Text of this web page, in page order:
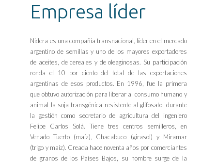
Empresa líder
Nidera es una compañía transnacional, líder en el mercado
argentino de semillas y uno de los mayores exportadores
de aceites, de cereales y de oleaginosas. Su participación
ronda el 10 por ciento del total de las exportaciones
argentinas de esos productos. En 1996, fue la primera
que obtuvo autorización para liberar al consumo humano y
animal la soja transgénica resistente al glifosato, durante
la gestión como secretario de agricultura del ingeniero
Felipe Carlos Solá. Tiene tres centros semilleros, en
Venado Tuerto (maíz), Chacabuco (girasol) y Miramar
(trigo y maíz). Creada hace noventa años por comerciantes
de granos de los Países Bajos, su nombre surge de la